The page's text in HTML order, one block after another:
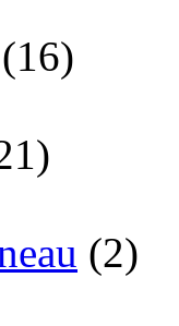
(16)
(2)